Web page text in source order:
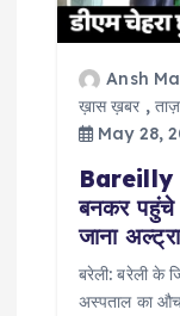
t
Ansh
ख़ास ख़बर ,
May 28,
Bareilly
बनकर पहुंचे
जाना
बरेली: बरेली के
अस्पताल का